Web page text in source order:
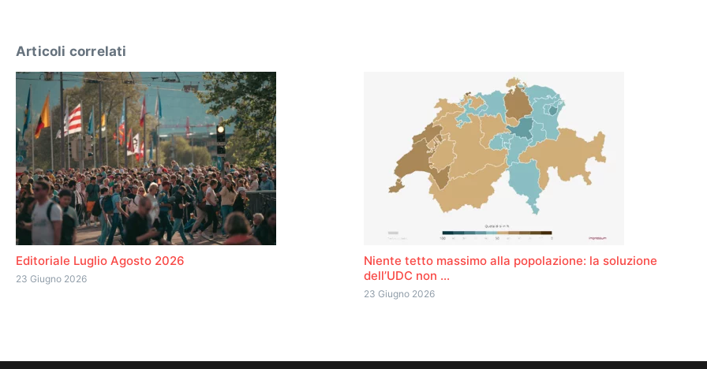
Articoli correlati
Editoriale Luglio Agosto 2026
23 Giugno 2026
Niente tetto massimo alla popolazione: la soluzione
dell’UDC non ...
23 Giugno 2026